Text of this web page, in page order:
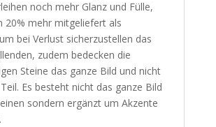
noch mehr Glanz und Fülle,
20% mehr mitgeliefert als
bei Verlust sicherzustellen das
zudem bedecken die
Steine das ganze Bild und nicht
Es besteht nicht das ganze Bild
sondern ergänzt um Akzente